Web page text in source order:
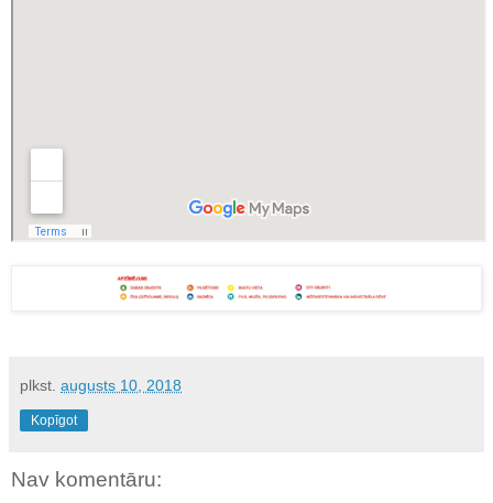
plkst. augusts 10, 2018
Kopīgot
Nav komentāru: